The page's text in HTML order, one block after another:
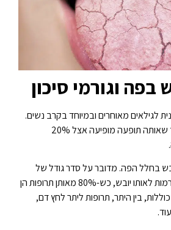
בפה וגורמי סיכון
לגילאים מאוחרים ובמיוחד בקרב נשים.
מחקרים מצביעים על כך שאותה תופעה מופיעה אצל 20%
בחלל הפה. מדובר על סדר גודל של
כ-400 תרופות שונות הגורמות לאותו יובש, כש-80% מאותן תרופות הן
בין היתר, תרופות ליתר לחץ דם,